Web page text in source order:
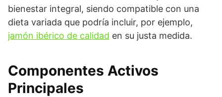
bienestar integral, siendo compatible con una
dieta variada que podría incluir, por ejemplo,
jamón ibérico de calidad en su justa medida.
Componentes Activos
Principales